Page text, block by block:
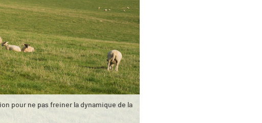
pour ne pas freiner la dynamique de la